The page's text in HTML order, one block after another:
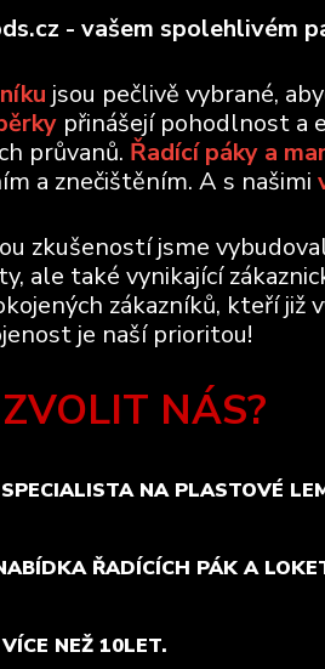
- vašem spolehlivém
jsou pečlivě vybrané,
přinášejí pohodlnost a
průvanů. Řadící páky a
a znečištěním. A s našimi
zkušeností jsme
ale také vynikající
zákazníků, kteří již
je naší prioritou!
NÁS?
SPECIALISTA NA PLASTOVÉ
ŘADÍCÍCH PÁK A
NEŽ 10LET.